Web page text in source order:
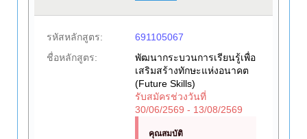
รหัสหลักสูตร:
691105067
ชื่อหลักสูตร:
พัฒนากระบวนการเรียนรู้เพื่อ
เสริมสร้างทักษะแห่งอนาคต
(Future Skills)
รับสมัครช่วงวันที่
30/06/2569 - 13/08/2569
คุณสมบัติ